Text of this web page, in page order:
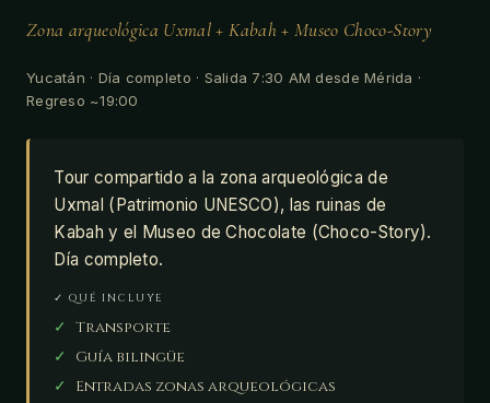
Zona arqueológica Uxmal + Kabah + Museo Choco-Story
Yucatán · Día completo · Salida 7:30 AM desde Mérida ·
Regreso ~19:00
Tour compartido a la zona arqueológica de
Uxmal (Patrimonio UNESCO), las ruinas de
Kabah y el Museo de Chocolate (Choco-Story).
Día completo.
✓ QUÉ INCLUYE
✓
Transporte
✓
Guía bilingüe
✓
Entradas zonas arqueológicas